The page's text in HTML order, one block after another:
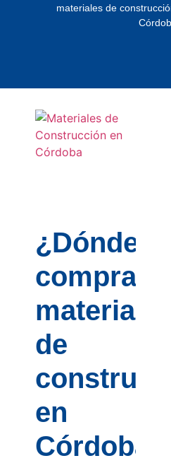
materiales de
¿Dónde
comprar
materiales
de
en
Córdoba?